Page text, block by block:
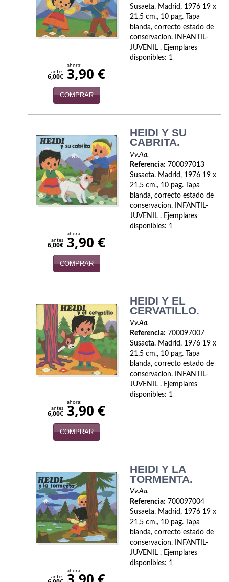
Cuentos y relatos
Deportes
Divulgación científica
Enciclopedias
Ensayo literario
Física y Química
Guerra Civil Española
Infantil y juvenil
Infantil y juvenil. Nuevo!!
Literatura fantástica
Literatura hispanoamericana
Mafia y espionaje
Matemáticas
Medicina
Susaeta. Madrid, 1976 19 x
21,5 cm., 10 pag. Tapa
blanda, correcto estado de
conservacion. INFANTIL-
JUVENIL . Ejemplares
disponibles: 1
antes
6,00€
ahora:
3,90 €
COMPRAR
HEIDI Y SU
CABRITA.
Vv.Aa.
Referencia: 700097013
Susaeta. Madrid, 1976 19 x
21,5 cm., 10 pag. Tapa
blanda, correcto estado de
conservacion. INFANTIL-
JUVENIL . Ejemplares
disponibles: 1
antes
6,00€
ahora:
3,90 €
COMPRAR
HEIDI Y EL
CERVATILLO.
Vv.Aa.
Referencia: 700097007
Susaeta. Madrid, 1976 19 x
21,5 cm., 10 pag. Tapa
blanda, correcto estado de
conservacion. INFANTIL-
JUVENIL . Ejemplares
disponibles: 1
antes
6,00€
ahora:
3,90 €
COMPRAR
HEIDI Y LA
TORMENTA.
Vv.Aa.
Referencia: 700097004
Susaeta. Madrid, 1976 19 x
21,5 cm., 10 pag. Tapa
blanda, correcto estado de
conservacion. INFANTIL-
JUVENIL . Ejemplares
disponibles: 1
antes
ahora: